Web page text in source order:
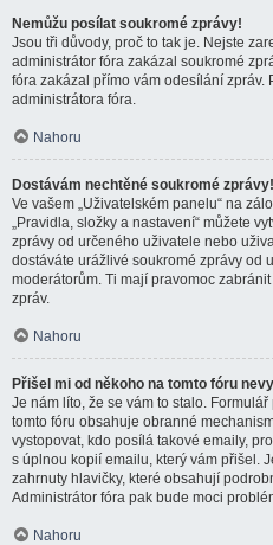
Nemůžu posílat soukromé zprávy!
Jsou tři důvody, proč to tak je. Nejste
administrátor fóra zakázal soukromé
fóra zakázal přímo vám odesílání zpráv.
administrátora fóra.
Nahoru
Dostávám nechtěné soukromé zprávy!
Ve vašem „Uživatelském panelu“ na
„Pravidla, složky a nastavení“ můžete
zprávy od určeného uživatele nebo
dostáváte urážlivé soukromé zprávy od
moderátorům. Ti mají pravomoc
zpráv.
Nahoru
Přišel mi od někoho na tomto fóru
Je nám líto, že se vám to stalo.
tomto fóru obsahuje obranné
vystopovat, kdo posílá takové emaily,
s úplnou kopií emailu, který vám přišel.
zahrnuty hlavičky, které obsahují
Administrátor fóra pak bude moci
Nahoru